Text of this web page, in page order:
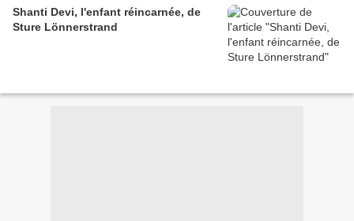
Shanti Devi, l'enfant réincarnée, de
Sture Lönnerstrand